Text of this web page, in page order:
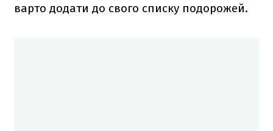
варто додати до свого списку подорожей.